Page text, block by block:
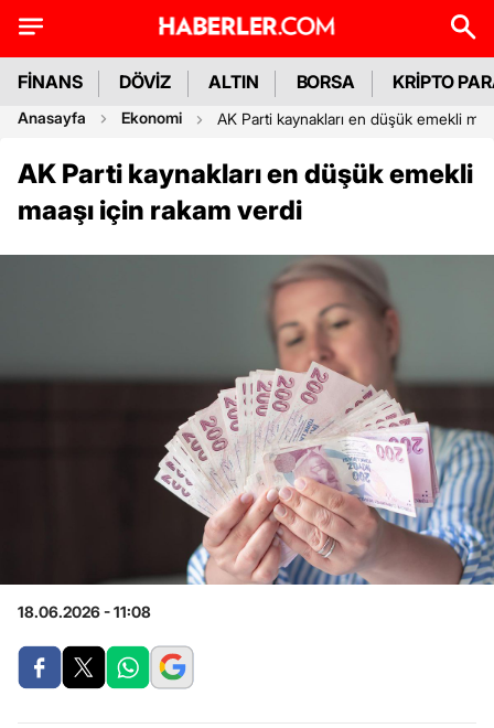
FİNANS DÖVİZ ALTIN BORSA KRİPTO
Anasayfa Ekonomi AK Parti kaynakları en düşük emekli
AK Parti kaynakları en düşük emekli
maaşı için rakam verdi
18.06.2026 - 11:08